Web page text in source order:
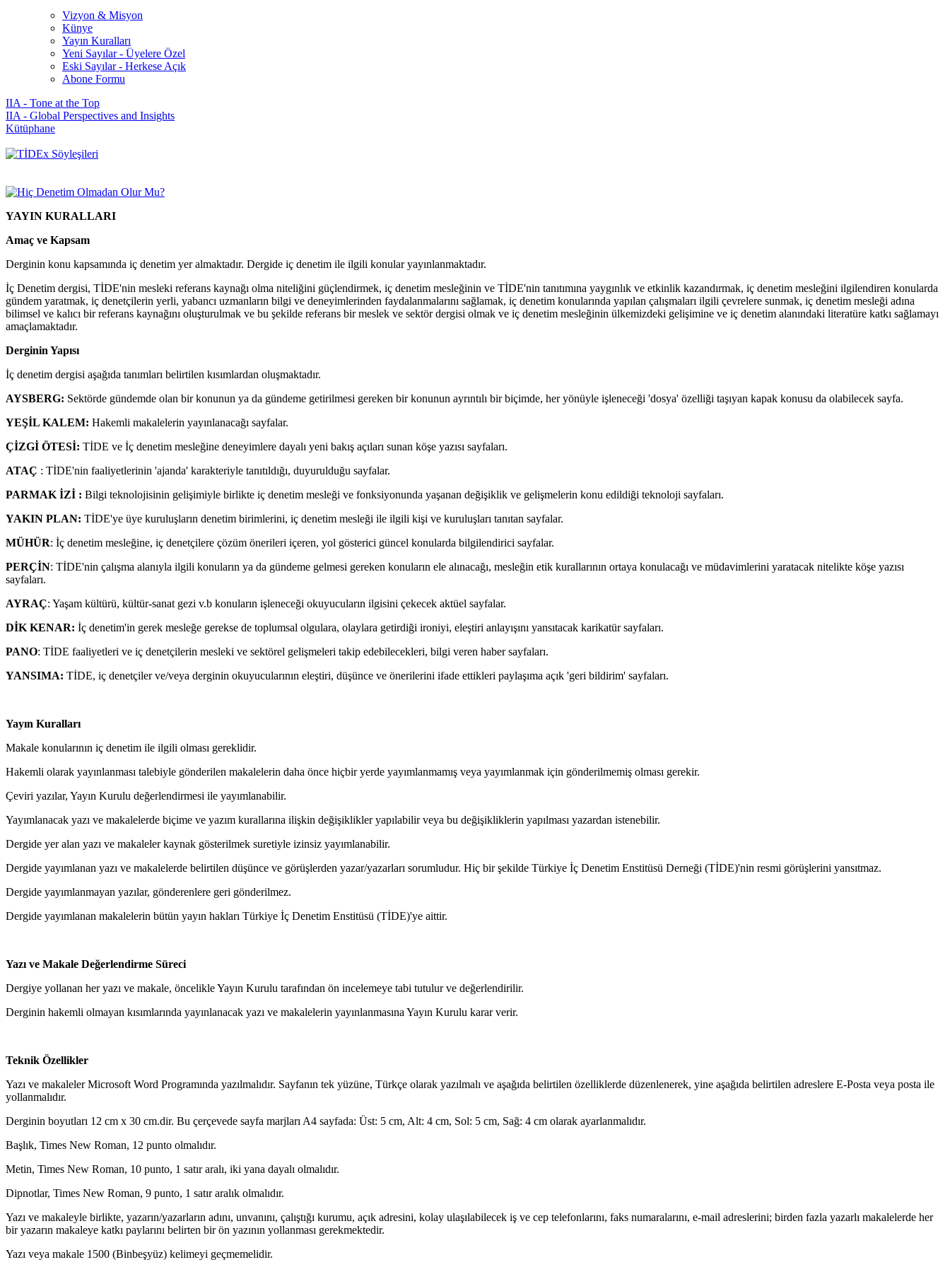
Vizyon & Misyon
Künye
Yayın Kuralları
Yeni Sayılar - Üyelere Özel
Eski Sayılar - Herkese Açık
Abone Formu
IIA - Tone at the Top
IIA - Global Perspectives and Insights
Kütüphane
YAYIN KURALLARI
Amaç ve Kapsam
Derginin konu kapsamında iç denetim yer almaktadır. Dergide iç denetim ile ilgili konular yayınlanmaktadır.
İç Denetim dergisi, TİDE'nin mesleki referans kaynağı olma niteliğini güçlendirmek, iç denetim mesleğinin ve TİDE'nin tanıtımına yaygınlık ve etkinlik kazandırmak, iç denetim mesleğini ilgilendiren konularda
gündem yaratmak, iç denetçilerin yerli, yabancı uzmanların bilgi ve deneyimlerinden faydalanmalarını sağlamak, iç denetim konularında yapılan çalışmaları ilgili çevrelere sunmak, iç denetim mesleği adına
bilimsel ve kalıcı bir referans kaynağını oluşturulmak ve bu şekilde referans bir meslek ve sektör dergisi olmak ve iç denetim mesleğinin ülkemizdeki gelişimine ve iç denetim alanındaki literatüre katkı sağlamayı
amaçlamaktadır.
Derginin Yapısı
İç denetim dergisi aşağıda tanımları belirtilen kısımlardan oluşmaktadır.
AYSBERG: Sektörde gündemde olan bir konunun ya da gündeme getirilmesi gereken bir konunun ayrıntılı bir biçimde, her yönüyle işleneceği 'dosya' özelliği taşıyan kapak konusu da olabilecek sayfa.
YEŞİL KALEM: Hakemli makalelerin yayınlanacağı sayfalar.
ÇİZGİ ÖTESİ: TİDE ve İç denetim mesleğine deneyimlere dayalı yeni bakış açıları sunan köşe yazısı sayfaları.
ATAÇ : TİDE'nin faaliyetlerinin 'ajanda' karakteriyle tanıtıldığı, duyurulduğu sayfalar.
PARMAK İZİ : Bilgi teknolojisinin gelişimiyle birlikte iç denetim mesleği ve fonksiyonunda yaşanan değişiklik ve gelişmelerin konu edildiği teknoloji sayfaları.
YAKIN PLAN: TİDE'ye üye kuruluşların denetim birimlerini, iç denetim mesleği ile ilgili kişi ve kuruluşları tanıtan sayfalar.
MÜHÜR: İç denetim mesleğine, iç denetçilere çözüm önerileri içeren, yol gösterici güncel konularda bilgilendirici sayfalar.
PERÇİN: TİDE'nin çalışma alanıyla ilgili konuların ya da gündeme gelmesi gereken konuların ele alınacağı, mesleğin etik kurallarının ortaya konulacağı ve müdavimlerini yaratacak nitelikte köşe yazısı
sayfaları.
AYRAÇ: Yaşam kültürü, kültür-sanat gezi v.b konuların işleneceği okuyucuların ilgisini çekecek aktüel sayfalar.
DİK KENAR: İç denetim'in gerek mesleğe gerekse de toplumsal olgulara, olaylara getirdiği ironiyi, eleştiri anlayışını yansıtacak karikatür sayfaları.
PANO: TİDE faaliyetleri ve iç denetçilerin mesleki ve sektörel gelişmeleri takip edebilecekleri, bilgi veren haber sayfaları.
YANSIMA: TİDE, iç denetçiler ve/veya derginin okuyucularının eleştiri, düşünce ve önerilerini ifade ettikleri paylaşıma açık 'geri bildirim' sayfaları.
Yayın Kuralları
Makale konularının iç denetim ile ilgili olması gereklidir.
Hakemli olarak yayınlanması talebiyle gönderilen makalelerin daha önce hiçbir yerde yayımlanmamış veya yayımlanmak için gönderilmemiş olması gerekir.
Çeviri yazılar, Yayın Kurulu değerlendirmesi ile yayımlanabilir.
Yayımlanacak yazı ve makalelerde biçime ve yazım kurallarına ilişkin değişiklikler yapılabilir veya bu değişikliklerin yapılması yazardan istenebilir.
Dergide yer alan yazı ve makaleler kaynak gösterilmek suretiyle izinsiz yayımlanabilir.
Dergide yayımlanan yazı ve makalelerde belirtilen düşünce ve görüşlerden yazar/yazarları sorumludur. Hiç bir şekilde Türkiye İç Denetim Enstitüsü Derneği (TİDE)'nin resmi görüşlerini yansıtmaz.
Dergide yayımlanmayan yazılar, gönderenlere geri gönderilmez.
Dergide yayımlanan makalelerin bütün yayın hakları Türkiye İç Denetim Enstitüsü (TİDE)'ye aittir.
Yazı ve Makale Değerlendirme Süreci
Dergiye yollanan her yazı ve makale, öncelikle Yayın Kurulu tarafından ön incelemeye tabi tutulur ve değerlendirilir.
Derginin hakemli olmayan kısımlarında yayınlanacak yazı ve makalelerin yayınlanmasına Yayın Kurulu karar verir.
Teknik Özellikler
Yazı ve makaleler Microsoft Word Programında yazılmalıdır. Sayfanın tek yüzüne, Türkçe olarak yazılmalı ve aşağıda belirtilen özelliklerde düzenlenerek, yine aşağıda belirtilen adreslere E-Posta veya posta ile
yollanmalıdır.
Derginin boyutları 12 cm x 30 cm.dir. Bu çerçevede sayfa marjları A4 sayfada: Üst: 5 cm, Alt: 4 cm, Sol: 5 cm, Sağ: 4 cm olarak ayarlanmalıdır.
Başlık, Times New Roman, 12 punto olmalıdır.
Metin, Times New Roman, 10 punto, 1 satır aralı, iki yana dayalı olmalıdır.
Dipnotlar, Times New Roman, 9 punto, 1 satır aralık olmalıdır.
Yazı ve makaleyle birlikte, yazarın/yazarların adını, unvanını, çalıştığı kurumu, açık adresini, kolay ulaşılabilecek iş ve cep telefonlarını, faks numaralarını, e-mail adreslerini; birden fazla yazarlı makalelerde her
bir yazarın makaleye katkı paylarını belirten bir ön yazının yollanması gerekmektedir.
Yazı veya makale 1500 (Binbeşyüz) kelimeyi geçmemelidir.